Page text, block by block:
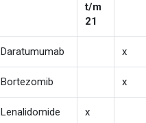
t/m
21
Daratumumab x
Bortezomib x
Lenalidomide x